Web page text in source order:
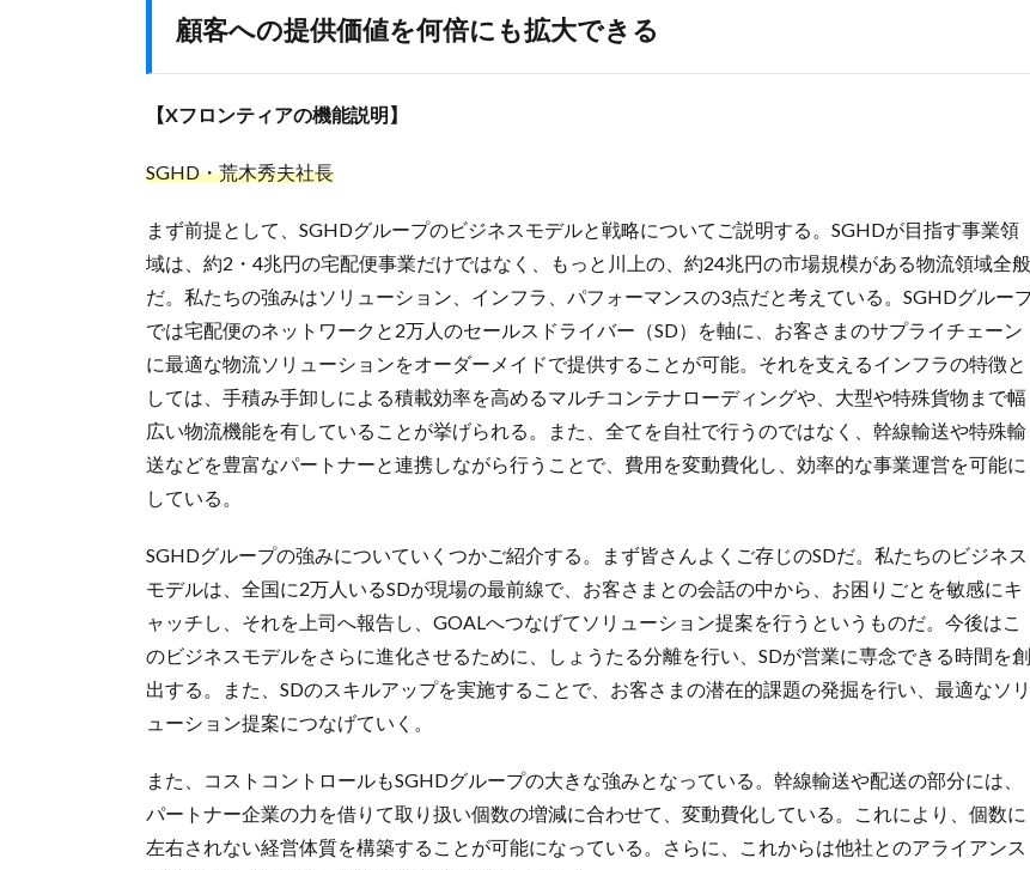
顧客への提供価値を何倍にも拡大できる
【Xフロンティアの機能説明】
SGHD・荒木秀夫社長
まず前提として、SGHDグループのビジネスモデルと戦略についてご説明する。SGHDが目指す事業領
域は、約2・4兆円の宅配便事業だけではなく、もっと川上の、約24兆円の市場規模がある物流領域全般
だ。私たちの強みはソリューション、インフラ、パフォーマンスの3点だと考えている。SGHDグルー
では宅配便のネットワークと2万人のセールスドライバー（SD）を軸に、お客さまのサプライチェーン
に最適な物流ソリューションをオーダーメイドで提供することが可能。それを支えるインフラの特徴と
しては、手積み手卸しによる積載効率を高めるマルチコンテナローディングや、大型や特殊貨物まで幅
広い物流機能を有していることが挙げられる。また、全てを自社で行うのではなく、幹線輸送や特殊輸
送などを豊富なパートナーと連携しながら行うことで、費用を変動費化し、効率的な事業運営を可能に
している。
SGHDグループの強みについていくつかご紹介する。まず皆さんよくご存じのSDだ。私たちのビジネス
モデルは、全国に2万人いるSDが現場の最前線で、お客さまとの会話の中から、お困りごとを敏感にキ
ャッチし、それを上司へ報告し、GOALへつなげてソリューション提案を行うというものだ。今後はこ
のビジネスモデルをさらに進化させるために、しょうたる分離を行い、SDが営業に専念できる時間を創
出する。また、SDのスキルアップを実施することで、お客さまの潜在的課題の発掘を行い、最適なソリ
ューション提案につなげていく。
また、コストコントロールもSGHDグループの大きな強みとなっている。幹線輸送や配送の部分には、
パートナー企業の力を借りて取り扱い個数の増減に合わせて、変動費化している。これにより、個数に
左右されない経営体質を構築することが可能になっている。さらに、これからは他社とのアライアンス